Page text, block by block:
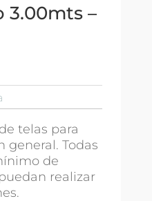
3.00mts –
telas para
general. Todas
de
realizar